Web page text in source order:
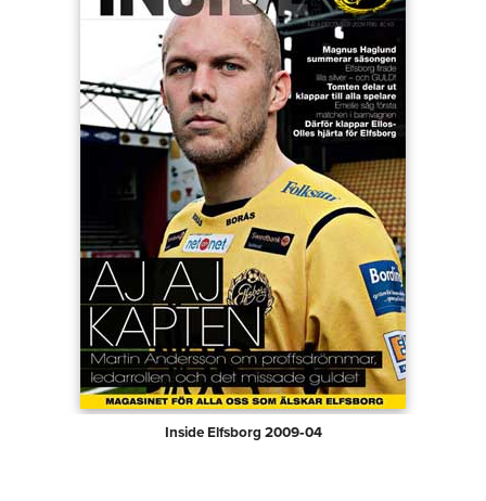
Inside Elfsborg 2009‑04